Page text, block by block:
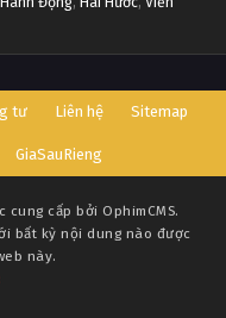
tư Liên hệ Sitemap
GiaSauRieng
cấp bởi OphimCMS.
bất kỳ nội dung nào được
này.